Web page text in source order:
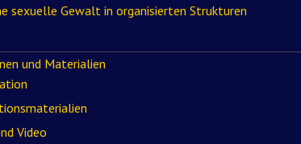
sexuelle Gewalt in organisierten Strukturen
und Materialien
Video